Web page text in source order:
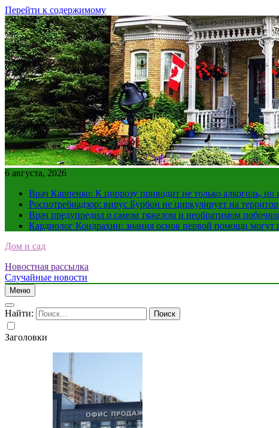
Перейти к содержимому
6 августа, 2026
Врач Карпенко: К циррозу приводит не только алкоголь, но
Роспотребнадзор: вирус Бурбон не циркулирует на
Врач предупредил о самом тяжелом и необратимом
Кардиолог Кондрахин: знания основ первой помощи могут
Дом и сад
Новостная рассылка
Случайные новости
Меню
Найти:
Заголовки